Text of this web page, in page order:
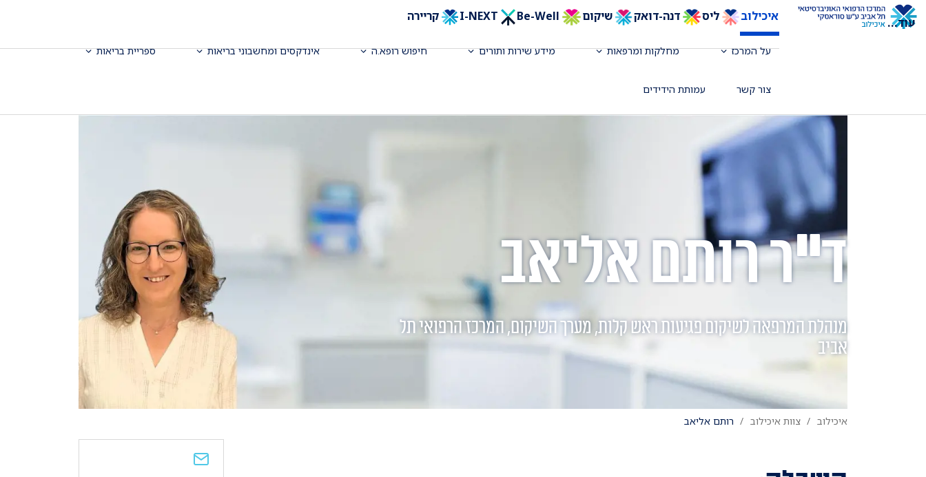
איכילוב ליס דנה-דואק שיקום Be-Well קריירה
על המרכז מחלקות ומרפאות מידע שירות ותורים חיפוש רופא.ה אינדקסים ומחשבוני בריאות ספריית בריאות
צור קשר עמותת הידידים
עוד...
ד"ר רותם אליאב
מנהלת המרפאה לשיקום פגיעות ראש קלות, מערך השיקום, המרכז הרפואי תל
אביב
איכילוב צוות איכילוב רותם אליאב